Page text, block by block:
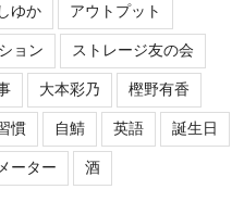
ゆか アウトプット
ョン ストレージ友の会
大本彩乃 樫野有香
慣 自鯖 英語 誕生日
ーター 酒